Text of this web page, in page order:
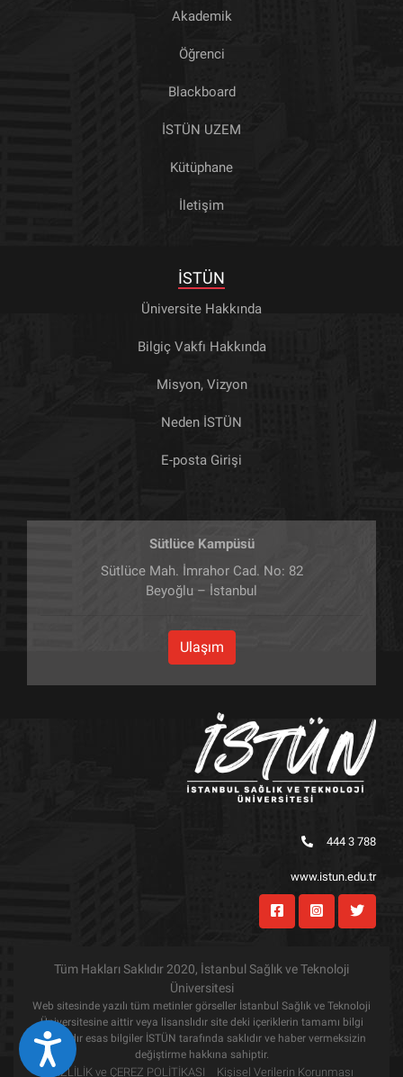
Eri&#351;ilebilirlik
Akademik
Öğrenci
Blackboard
İSTÜN UZEM
Kütüphane
İletişim
İSTÜN
Üniversite Hakkında
Bilgiç Vakfı Hakkında
Misyon, Vizyon
Neden İSTÜN
E-posta Girişi
Sütlüce Kampüsü
Sütlüce Mah. İmrahor Cad. No: 82
Beyoğlu – İstanbul
Ulaşım
444 3 788
www.istun.edu.tr
Tüm Hakları Saklıdır 2020, İstanbul Sağlık ve Teknoloji
Üniversitesi
Web sitesinde yazılı tüm metinler görseller İstanbul Sağlık ve Teknoloji
Üniversitesine aittir veya lisanslıdır site deki içeriklerin tamamı bilgi
amaçlıdır esas bilgiler İSTÜN tarafında saklıdır ve haber vermeksizin
değiştirme hakkına sahiptir.
GİZLİLİK ve ÇEREZ POLİTİKASI Kişisel Verilerin Korunması